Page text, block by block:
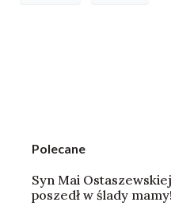
Polecane
Syn Mai
poszedł w ślady mamy!